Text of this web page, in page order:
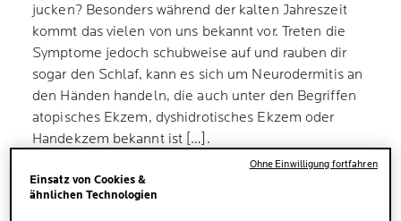
jucken? Besonders während der kalten Jahreszeit
kommt das vielen von uns bekannt vor. Treten die
Symptome jedoch schubweise auf und rauben dir
sogar den Schlaf, kann es sich um Neurodermitis an
den Händen handeln, die auch unter den Begriffen
atopisches Ekzem, dyshidrotisches Ekzem oder
Handekzem bekannt ist […].
Da deine Hautschutzbarriere bei Neurodermitis an
Einsatz von Cookies &
ähnlichen Technologien
Ohne Einwilligung fortfahren